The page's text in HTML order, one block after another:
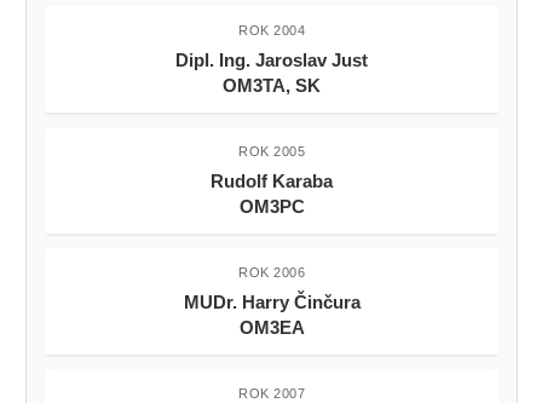
ROK 2004
Dipl. Ing. Jaroslav Just
OM3TA, SK
ROK 2005
Rudolf Karaba
OM3PC
ROK 2006
MUDr. Harry Činčura
OM3EA
ROK 2007